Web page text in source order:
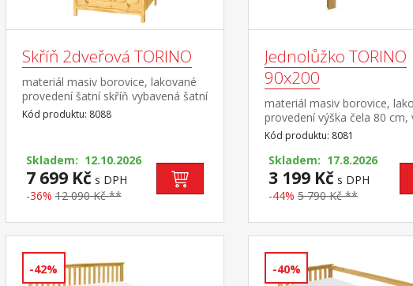
Skříň 2dveřová TORINO
materiál masiv borovice, lakované
provedení šatní skříň vybavená šatní
tyčí a policí ve spodní části zásuvka
s kovovými pojezdy doporučený
Kód produktu: 8088
Skladem: 12.10.2026
7 699 Kč s DPH
-36% 12 090 Kč **
Jednolůžko TORINO
90x200
materiál masiv borovice,
provedení výška čela 80 cm,
sedu 38 cm, cena bez roštu
matrace minimální
výška matrace 15 cm
rozměr matrace 90 × 200
R1 doporučená nosnost do
Kód produktu: 8081
Skladem: 17.8.2026
3 199 Kč s DPH
-44% 5 790 Kč **
-42% -40%